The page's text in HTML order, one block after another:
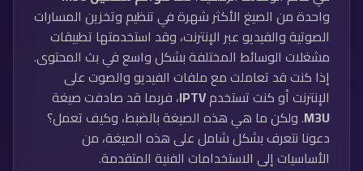
واحدة من الصيغ الأكثر شهرة في تنظيم وتخزين المسارات
الصوتية والفيديو عبر الإنترنت، وقد استخدمتها تطبيقات
مشغلات الوسائط المختلفة بشكل واسع في بث المحتوى.
إذا كنت قد تعاملت مع ملفات الفيديو والصوت على
الإنترنت أو كنت تستخدمIPTV، فربما قد صادفت صيغة
M3U. ولكن ما هي هذه الصيغة بالضبط، وكيف تعمل؟
دعونا نتعرف بشكل شامل على هذه الصيغة، من
الأساسيات إلى الاستخدامات الفنية المتقدمة.